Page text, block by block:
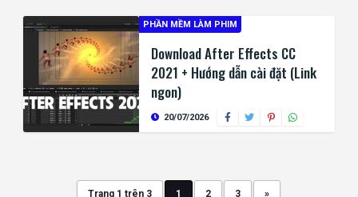
PHẦN MỀM LÀM PHIM
Download After Effects CC
2021 + Hướng dẫn cài đặt (Link
ngon)
20/07/2026
Trang 1 trên 3 1 2 3 »